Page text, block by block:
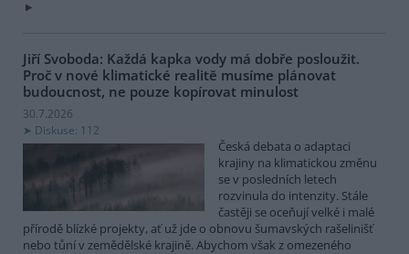
Jiří Svoboda: Každá kapka vody má dobře posloužit.
Proč v nové klimatické realitě musíme plánovat
budoucnost, ne pouze kopírovat minulost
30.7.2026
Diskuse: 112
Česká debata o adaptaci
krajiny na klimatickou změnu
se v posledních letech
rozvinula do intenzity. Stále
častěji se oceňují velké i malé
přírodě blízké projekty, ať už jde o obnovu šumavských rašelinišť
nebo tůní v zemědělské krajině. Abychom však z omezeného